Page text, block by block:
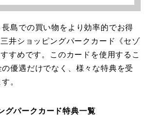
島での買い物をより効率的でお得
井ショッピングパークカード《セゾ
すめです。このカードを使用するこ
優遇だけでなく、様々な特典を受
。
グパークカード特典一覧